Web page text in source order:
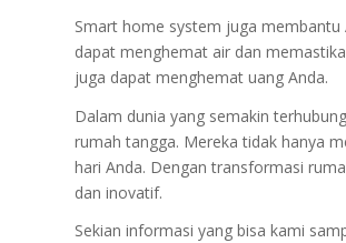
Smart home system juga membantu
dapat menghemat air dan
juga dapat menghemat uang Anda.
Dalam dunia yang semakin
rumah tangga. Mereka tidak hanya
hari Anda. Dengan transformasi
dan inovatif.
Sekian informasi yang bisa kami